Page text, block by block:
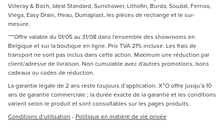
Villeroy & Boch, Ideal Standard, Sunshower, Lithofin, Burda, Soudal, Fernox,
Viega, Easy Drain, Heau, Dumaplast, les pièces de rechange et le sur-
mesure.
***Offre valable du 01/05 au 31/08 dans l'ensemble des showrooms en
Belgique et sur la boutique en ligne. Prix TVA 21% incluse. Les frais de
transport ne sont pas inclus dans cette action. Maximum une réduction par
client/adresse de livraison. Non cumulable avec d'autres promotions, bons
cadeaux ou codes de réduction.
La garantie légale de 2 ans reste toujours d’application. X²O offre jusqu’à 10
ans de garantie commerciale ; la durée exacte de la garantie et les conditions
varient selon le produit et sont consultables sur les pages produits.
Conditions d’utilisation - Politique en matière de vie privée